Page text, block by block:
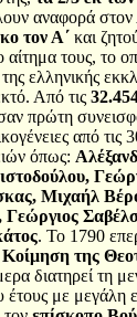
αναφορά στον
τον Α΄ και
τους, το
ελληνικής
Από τις
πρώτη
από τις
όπως:
Μιχαήλ
Γεώργιος
. Το 1790
της
διατηρεί τη
έτους με μεγάλη